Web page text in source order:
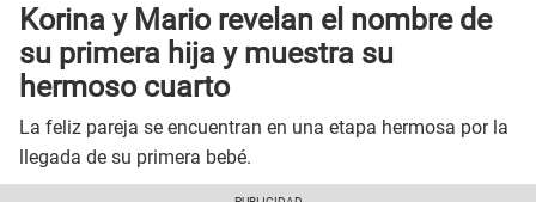
Korina y Mario revelan el nombre de
su primera hija y muestra su
hermoso cuarto
La feliz pareja se encuentran en una etapa hermosa por la
llegada de su primera bebé.